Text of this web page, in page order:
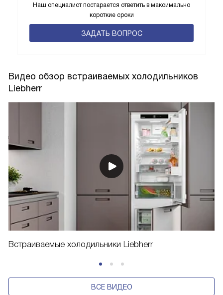
Наш специалист постарается ответить в максимально
короткие сроки
ЗАДАТЬ ВОПРОС
Видео обзор встраиваемых холодильников
Liebherr
Встраиваемые холодильники Liebherr
ВСЕ ВИДЕО